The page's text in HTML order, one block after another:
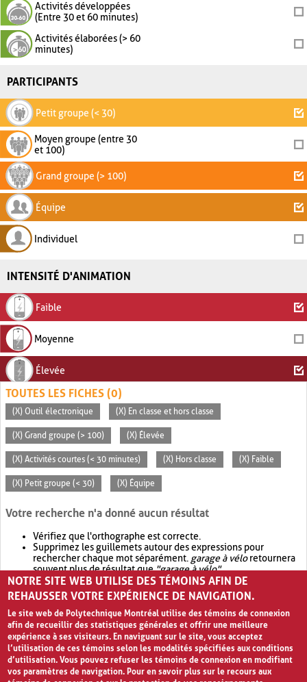
Activités développées
(Entre 30 et 60 minutes)
Activités élaborées (> 60
minutes)
PARTICIPANTS
Petit groupe (< 30)
Moyen groupe (entre 30
et 100)
Grand groupe (> 100)
Équipe
Individuel
INTENSITÉ D'ANIMATION
Faible
Moyenne
Élevée
TOUTES LES FICHES (0)
(X) Outil électronique (X) En classe et hors classe
(X) Grand groupe (> 100) (X) Élevée
(X) Activités courtes (< 30 minutes) (X) Hors classe (X) Faible
(X) Petit groupe (< 30) (X) Équipe
Votre recherche n'a donné aucun résultat
Vérifiez que l'orthographe est correcte.
Supprimez les guillemets autour des expressions pour
rechercher chaque mot séparément. garage à véloretournera
souvent plus de résultat que"garage à vélo".
Envisagez d'élargir votre recherche avec OR.garage OR vélo
retournera souvent plus de résultat quegarage à vélo
NOTRE SITE WEB UTILISE DES TÉMOINS AFIN DE
REHAUSSER VOTRE EXPÉRIENCE DE NAVIGATION.
Le site web de Polytechnique Montréal utilise des témoins de connexion
afin de recueillir des statistiques générales et offrir une meilleure
expérience à ses visiteurs. En naviguant sur le site, vous acceptez
l’utilisation de ces témoins selon les modalités spécifiées aux conditions
d’utilisation. Vous pouvez refuser les témoins de connexion en modifiant
vos paramètres de navigation. Pour en savoir plus sur le recours aux